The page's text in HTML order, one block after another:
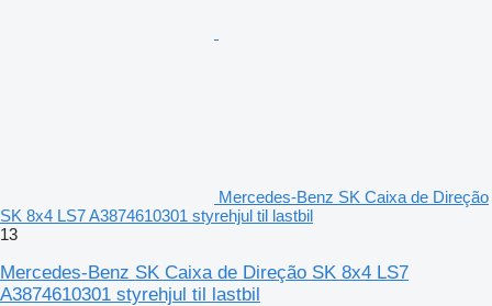
Mercedes-Benz SK Caixa de Direção
SK 8x4 LS7 A3874610301 styrehjul til lastbil
13
Mercedes-Benz SK Caixa de Direção SK 8x4 LS7
A3874610301 styrehjul til lastbil